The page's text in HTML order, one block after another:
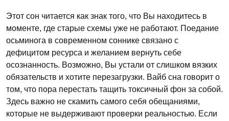
Этот сон читается как знак того, что Вы находитесь в
моменте, где старые схемы уже не работают. Поедание
осьминога в современном соннике связано с
дефицитом ресурса и желанием вернуть себе
осознанность. Возможно, Вы устали от слишком вязких
обязательств и хотите перезагрузки. Вайб сна говорит о
том, что пора перестать тащить токсичный фон за собой.
Здесь важно не скамить самого себя обещаниями,
которые не выдерживают проверки реальностью. Если